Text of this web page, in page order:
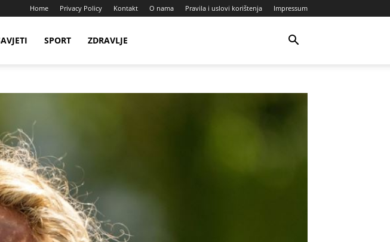
Home Privacy Policy Kontakt O nama Pravila i uslovi korištenja Impressum
SPORT ZDRAVLJE